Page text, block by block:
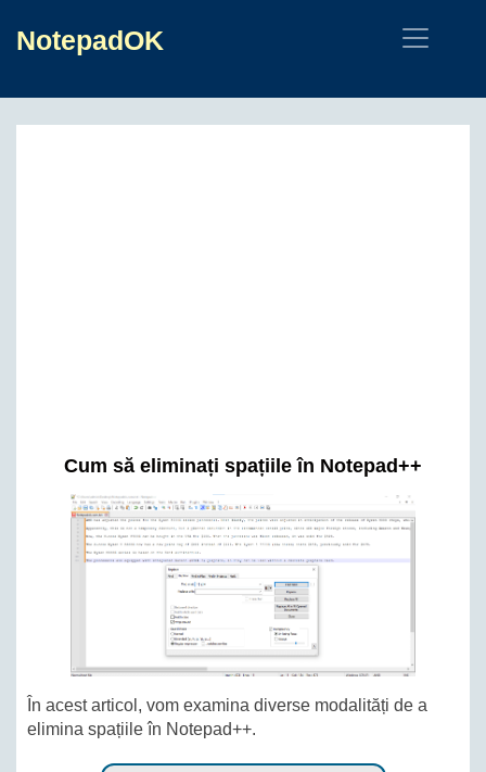
NotepadOK
Cum să eliminați spațiile în Notepad++
În acest articol, vom examina diverse modalități de a
elimina spațiile în Notepad++.